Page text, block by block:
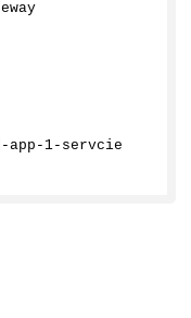
app-
1-servcie